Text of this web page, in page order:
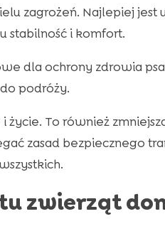
zagrożeń. Najlepiej jest
stabilność i komfort.
dla ochrony zdrowia
podróży.
To również
zasad bezpiecznego
zwierząt